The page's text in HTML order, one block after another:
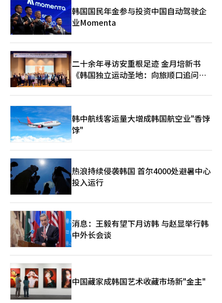
能成为提升生产力的协作工具，而非完全取代出版人。简单重复的
工作将由AI承担，而策划、创造力、最终编辑和策展则由人类负
责。 生成型AI的普及不仅改变了出版行业的制作方式，也成为内容
消费和流通结构的关键变量。在制作速度和全球扩展性日益重要的
环境下，AI的应用能力有望成为出版行业的新竞争力。※ 本报道经
人工智能（AI）系统翻译与编辑。
韩国国民年金参与投资中国自动驾驶企
业Momenta
二十余年寻访安重根足迹 金月培新书
《韩国独立运动圣地：向旅顺口追问历
韩中航线客运量大增成韩国航空业"香饽
饽"
热浪持续侵袭韩国 首尔4000处避暑中心
投入运行
消息：王毅有望下月访韩 与赵显举行韩
中外长会谈
中国藏家成韩国艺术收藏市场新"金主"